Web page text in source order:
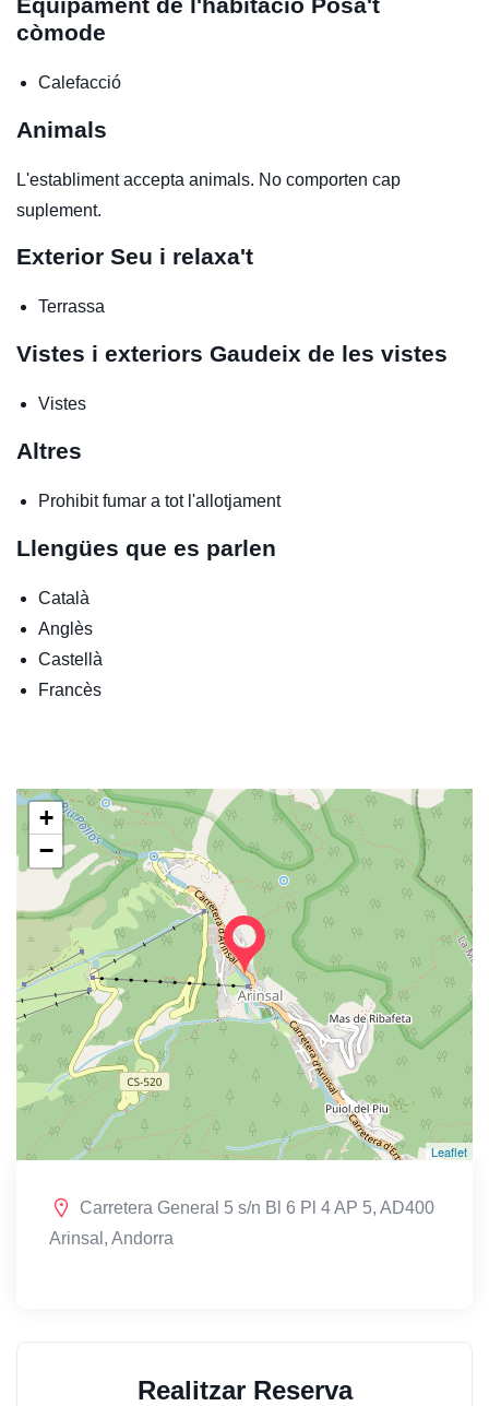
còmode
Calefacció
Animals
L'establiment accepta animals. No comporten cap
suplement.
Exterior Seu i relaxa't
Terrassa
Vistes i exteriors Gaudeix de les vistes
Vistes
Altres
Prohibit fumar a tot l'allotjament
Llengües que es parlen
Català
Anglès
Castellà
Francès
+
−
Leaflet
Carretera General 5 s/n Bl 6 Pl 4 AP 5, AD400
Arinsal, Andorra
Realitzar Reserva